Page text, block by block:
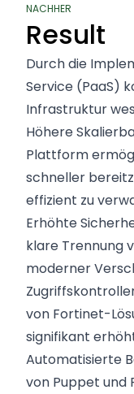
NACHHER
Result
Durch die
Service (PaaS)
Infrastruktur
Höhere
Plattform
schneller
effizient zu
Erhöhte
klare Trennung
moderner
von Fortinet-
signifikant
Automatisierte
von Puppet und